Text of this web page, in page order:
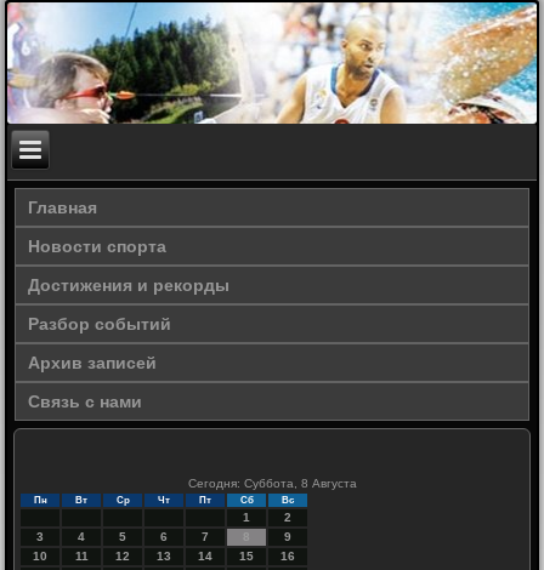
Главная
Новости спорта
Достижения и рекорды
Разбор событий
Архив записей
Связь с нами
Сегодня: Суббота, 8 Августа
Пн Вт Ср Чт Пт Сб Вс
1
2
3
4 5 6 7 8
9
10
11 12 13 14 15
16